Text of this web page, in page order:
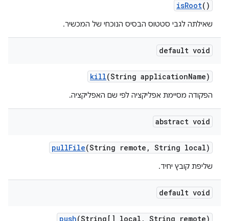
isRoot()
שאילתה לגבי סטטוס הבסיס הנוכחי של המכשיר.
default void
kill(String applicationName)
הפקודה מסיימת אפליקציה לפי שם האפליקציה.
abstract void
pullFile(String remote , String local)
שליפת קובץ יחיד.
default void
push(String[] local , String remote)